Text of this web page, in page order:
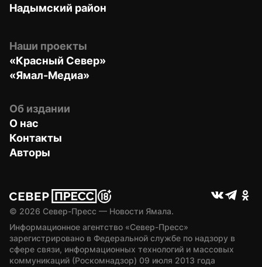
Надымский район
Наши проекты
«Красный Север»
«Ямал-Медиа»
Об издании
О нас
Контакты
Авторы
© 2026 Север-Пресс — Новости Ямала.
Информационное агентство «Север-Пресс»
зарегистрировано в Федеральной службе по надзору в
сфере связи, информационных технологий и массовых
коммуникаций (Роскомнадзор) 09 июля 2013 года